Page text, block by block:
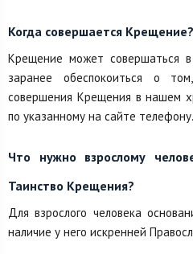
Когда совершается Крещение?
Крещение может совершаться
заранее обеспокоиться о
совершения Крещения в нашем
по указанному на сайте телефону.
Что нужно взрослому
Таинство Крещения?
Для взрослого человека
наличие у него искренней